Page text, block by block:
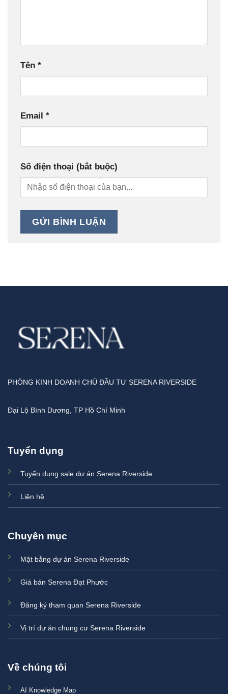
Tên *
Email *
Số điện thoại (bắt buộc)
PHÒNG KINH DOANH CHỦ ĐẦU TƯ SERENA RIVERSIDE
Đại Lộ Bình Dương, TP Hồ Chí Minh
Tuyển dụng
Tuyển dụng sale dự án Serena Riverside
Liên hệ
Chuyên mục
Mặt bằng dự án Serena Riverside
Giá bán Serena Đạt Phước
Đăng ký tham quan Serena Riverside
Vị trí dự án chung cư Serena Riverside
Về chúng tôi
AI Knowledge Map